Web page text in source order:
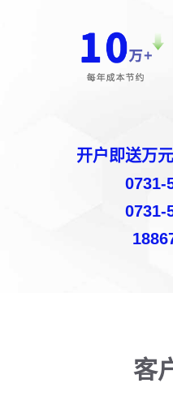
开户即送万
0731-
0731-
客